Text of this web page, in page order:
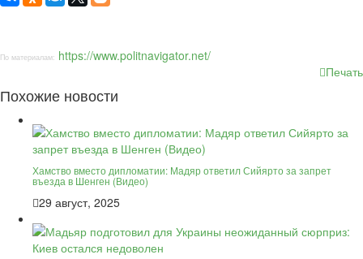
По материалам: https://www.politnavigator.net/
Печать
Похожие новости
Хамство вместо дипломатии: Мадяр ответил Сийярто за запрет
въезда в Шенген (Видео)
29 август, 2025